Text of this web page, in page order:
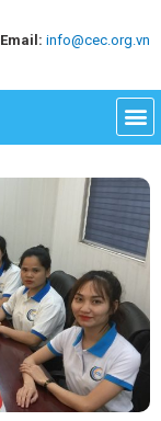
Email: info@cec.org.vn